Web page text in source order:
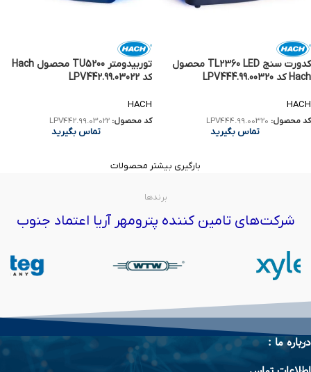
کدورت سنج TL2360 LED محصول
Hach کد LPV444.99.00320
HACH
کد محصول: LPV444.99.00320
تماس بگیرید
توربیدومتر TU5200 محصول Hach
کد LPV442.99.03022
HACH
کد محصول: LPV442.99.03022
تماس بگیرید
بارگیری بیشتر محصولات
برندها
شرکت‌های تامین کننده پترومهر آریا اعتماد جنوب
درباره ما :